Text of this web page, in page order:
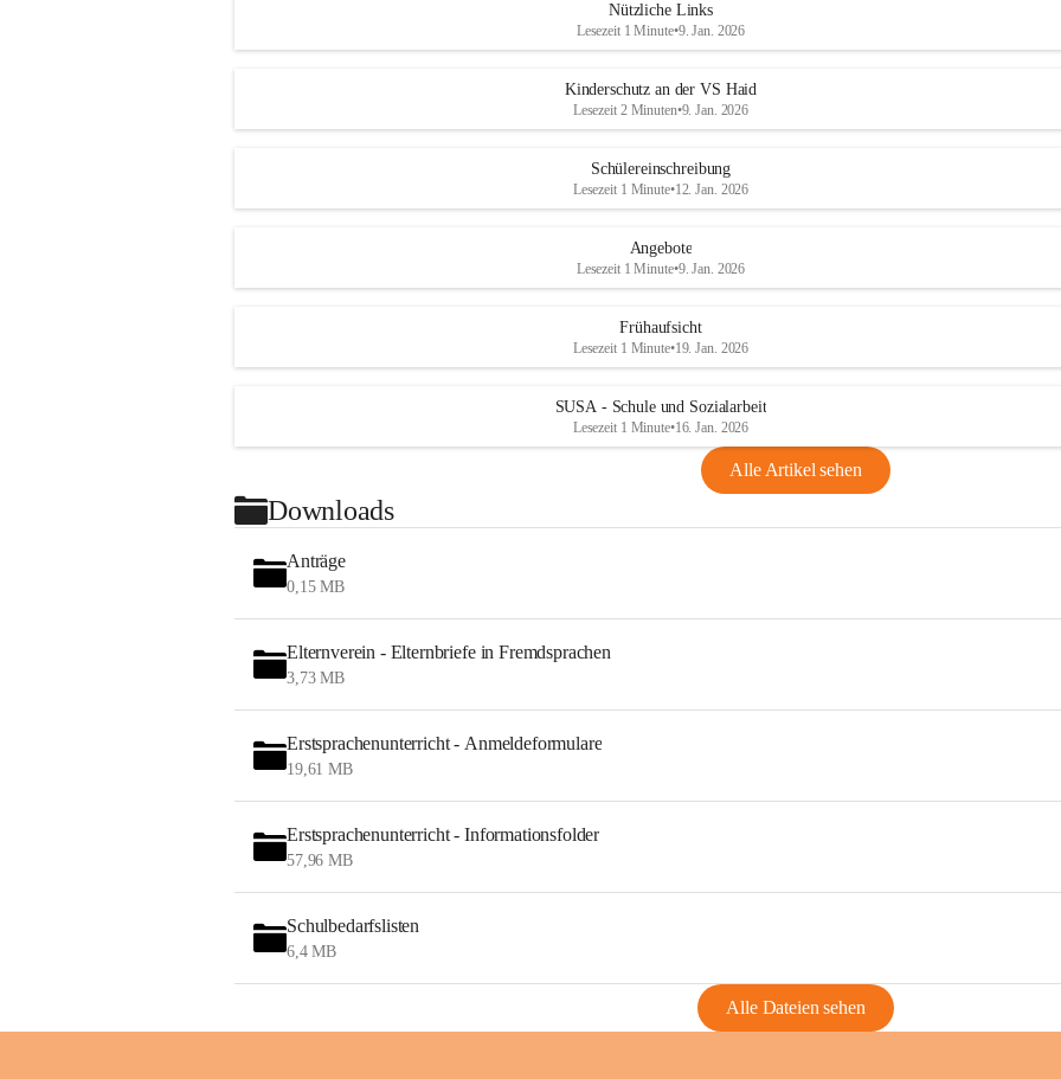
Hitzewelle genossen wir alle besonders die erfrischende Kühle am
Wasser und den Schatten unter den alten Bäumen, und die Kinder
Obwohl das Thermometer schon wieder über 30° anzeigte,
wir alle rechtzeitig den Bahnhof Micheldorf und traten erschöpft
Nützliche Links
Lesezeit 1 Minute•9. Jan. 2026
Kinderschutz an der VS Haid
Lesezeit 2 Minuten•9. Jan. 2026
Schülereinschreibung
Lesezeit 1 Minute•12. Jan. 2026
Angebote
Lesezeit 1 Minute•9. Jan. 2026
Frühaufsicht
Lesezeit 1 Minute•19. Jan. 2026
SUSA - Schule und Sozialarbeit
Lesezeit 1 Minute•16. Jan. 2026
Alle Artikel sehen
Downloads
Anträge
0,15 MB
Elternverein - Elternbriefe in Fremdsprachen
3,73 MB
Erstsprachenunterricht - Anmeldeformulare
19,61 MB
Erstsprachenunterricht - Informationsfolder
57,96 MB
Schulbedarfslisten
6,4 MB
Alle Dateien sehen